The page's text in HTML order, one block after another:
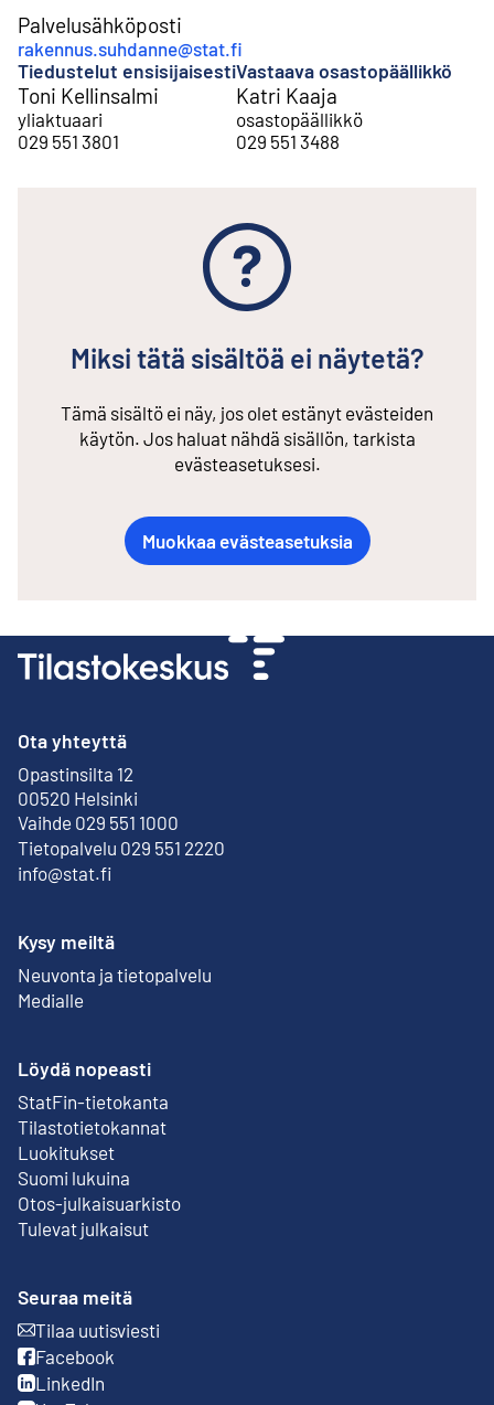
Palvelusähköposti
rakennus.suhdanne@stat.fi
Tiedustelut ensisijaisesti
Toni Kellinsalmi
yliaktuaari
029 551 3801
Vastaava osastopäällikkö
Katri Kaaja
osastopäällikkö
029 551 3488
Miksi tätä sisältöä ei näytetä?
Tämä sisältö ei näy, jos olet estänyt evästeiden
käytön. Jos haluat nähdä sisällön, tarkista
evästeasetuksesi.
Muokkaa evästeasetuksia
Ota yhteyttä
Opastinsilta 12
00520 Helsinki
Ulkoinen linkki
Vaihde 029 551 1000
Tietopalvelu 029 551 2220
info@stat.fi
Kysy meiltä
Neuvonta ja tietopalvelu
Medialle
Löydä nopeasti
StatFin-tietokanta
Ulkoinen linkki
Tilastotietokannat
Luokitukset
Suomi lukuina
Otos-julkaisuarkisto
Ulkoinen linkki
Tulevat julkaisut
Seuraa meitä
Tilaa uutisviesti
Ulkoinen linkki
Facebook
Ulkoinen linkki
LinkedIn
Ulkoinen linkki